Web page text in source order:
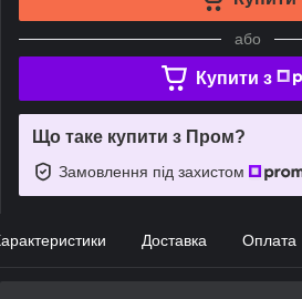
або
Купити з
Що таке купити з Пром?
Замовлення під захистом
Доставка Оплата